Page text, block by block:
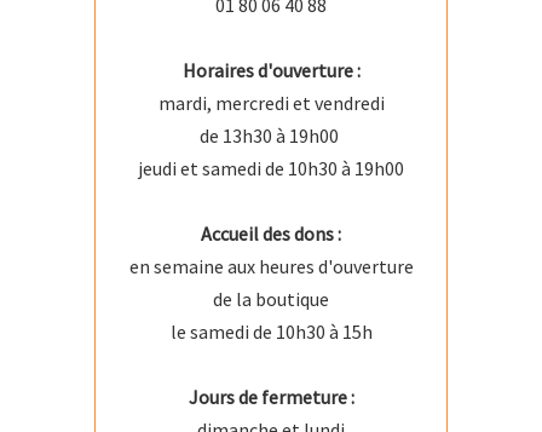
Horaires d'ouverture :
mardi, mercredi et vendredi
de 13h30 à 19h00
jeudi et samedi de 10h30 à 19h00
Accueil des dons :
en semaine aux heures d'ouverture
de la boutique
le samedi de 10h30 à 15h
Jours de fermeture :